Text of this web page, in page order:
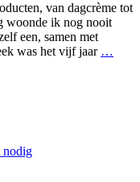
van dagcrème tot
woonde ik nog nooit
een, samen met
was het vijf jaar …